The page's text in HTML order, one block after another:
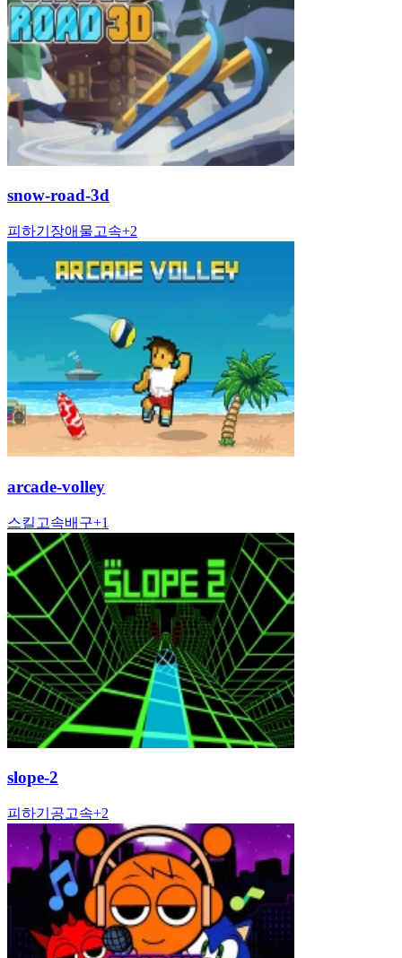
snow-road-3d
피하기 장애물고속+2
arcade-volley
스킬 고속배구+1
slope-2
피하기 공고속+2